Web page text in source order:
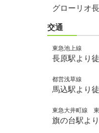
グローリオ
交通
東急池上線
長原駅より
都営浅草線
馬込駅より
東急大井町線
旗の台駅よ